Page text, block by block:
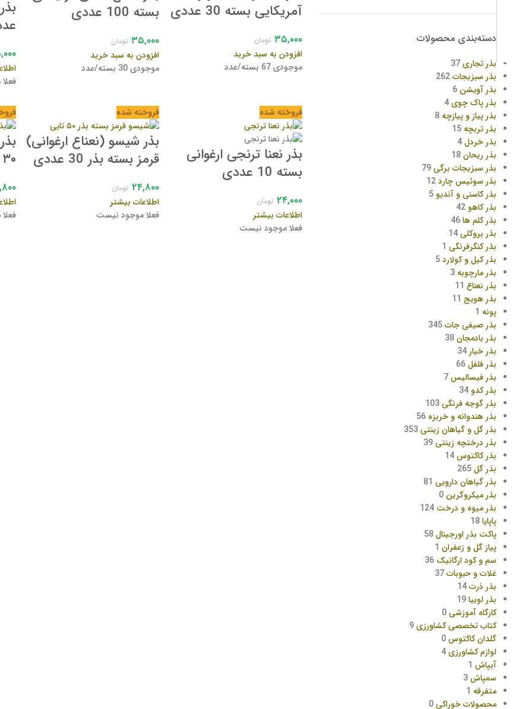
دسته‌بندی محصولات
بذر تجاری37
بذر سبزیجات262
بذر آویشن6
بذر پاک چوی4
بذر پیاز و پیازچه 8
بذر تربچه 15
بذر خردل4
بذر ریحان18
بذر سبزیجات برگی79
بذر سوئیس چارد12
بذر کاسنی و آندیو 5
بذر کاهو 42
بذر کلم ها46
بذر بروکلی14
بذر کنگرفرنگی 1
بذر کیل و کولارد5
بذر مارچوبه 3
بذر نعناع 11
بذر هویج 11
پونه 1
بذر صیفی جات345
بذر بادمجان38
بذر خیار 34
بذر فلفل66
بذر فیسالیس7
بذر کدو 34
بذر گوجه فرنگی103
بذر هندوانه و خربزه 56
بذر گل و گیاهان زینتی353
بذر درختچه زینتی39
بذر کاکتوس14
بذر گل265
بذر گیاهان دارویی 81
بذر میکروگرین0
بذر میوه و درخت 124
پاپایا18
پاکت بذر اورجینال58
پیاز گل و زعفران 1
سم و کود ارگانیک 36
غلات و حبوبات37
بذر ذرت14
بذر لوبیا19
کارگاه آموزشی0
کتاب تخصصی کشاورزی9
گلدان کاکتوس0
لوازم کشاورزی4
آبپاش 1
سمپاش3
متفرقه 1
محصولات خوراکی0
آمریکایی بسته 30 عددی
۳۵,۰۰۰ تومان
افزودن به سبد خرید
موجودی 67 بسته/عدد
بسته 100 عددی
۳۵,۰۰۰ تومان
افزودن به سبد خرید
موجودی 30 بسته/عدد
فروخته شده
بذر نعنا ترنجی ارغوانی
بسته 10 عددی
۲۴,۰۰۰ تومان
اطلاعات بیشتر
فعلا موجود نیست
فروخته شده
بذر شیسو (نعناع ارغوانی)
قرمز بسته بذر 30 عددی
۲۴,۸۰۰ تومان
اطلاعات بیشتر
فعلا موجود نیست
۳۰ عددی